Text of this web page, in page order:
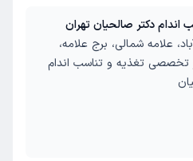
دکتر صالحیان تهران
علامه شمالی، برج علامه،
تخصصی تغذیه و تناسب اندام